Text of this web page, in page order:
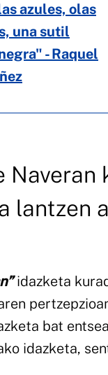
azules, olas
una sutil
- Raquel
Naveran
lantzen
idazketa
bat
idazketa,